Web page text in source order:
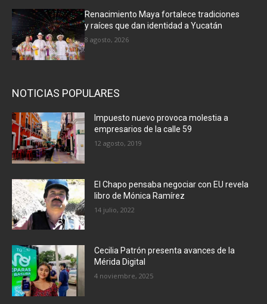
Renacimiento Maya fortalece tradiciones
y raíces que dan identidad a Yucatán
8 agosto, 2026
NOTICIAS POPULARES
Impuesto nuevo provoca molestia a
empresarios de la calle 59
12 agosto, 2019
El Chapo pensaba negociar con EU revela
libro de Mónica Ramírez
14 julio, 2022
Cecilia Patrón presenta avances de la
Mérida Digital
4 noviembre, 2025